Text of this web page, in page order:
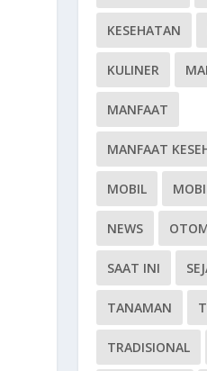
KESEHATAN
KULINER
MANFAAT
MANFAAT
MOBIL
NEWS
SAAT INI
TANAMAN
TRADISIONAL